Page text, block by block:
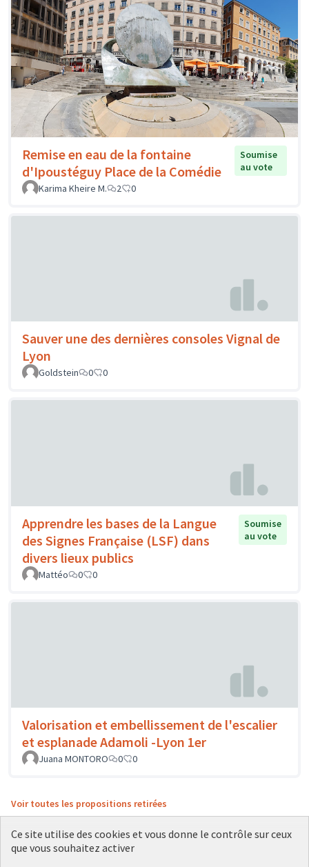
Remise en eau de la fontaine
d'Ipoustéguy Place de la Comédie
Soumise
au vote
Karima Kheire M.
2 0
Sauver une des dernières consoles Vignal de
Lyon
Goldstein 0 0
Apprendre les bases de la Langue
des Signes Française (LSF) dans
divers lieux publics
Soumise
au vote
Mattéo 0 0
Valorisation et embellissement de l'escalier
et esplanade Adamoli -Lyon 1er
Juana MONTORO 0 0
Voir toutes les propositions retirées
Ce site utilise des cookies et vous donne le contrôle sur ceux
que vous souhaitez activer